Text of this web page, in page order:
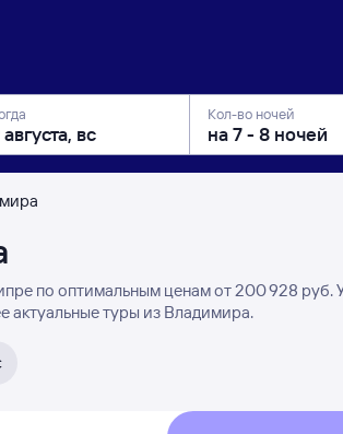
Кол-во ночей
по оптимальным ценам от 200 ⁠928 руб.
актуальные туры из Владимира.